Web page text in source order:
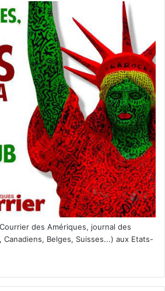
des Amériques, journal des
Belges, Suisses...) aux Etats-